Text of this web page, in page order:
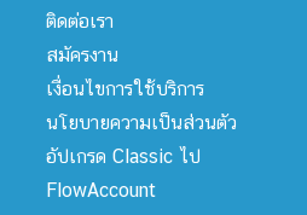
ติดต่อเรา
สมัครงาน
เงื่อนไขการใช้บริการ
นโยบายความเป็นส่วนตัว
อัปเกรด Classic ไป
FlowAccount